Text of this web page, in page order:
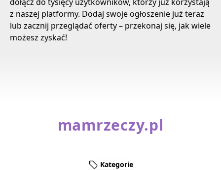
z naszej platformy. Dodaj swoje ogłoszenie już teraz
lub zacznij przeglądać oferty – przekonaj się, jak wiele
możesz zyskać!
mamrzeczy.pl
Kategorie